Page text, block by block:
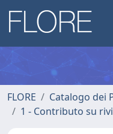
FLORE
Catalogo dei
1 - Contributo su